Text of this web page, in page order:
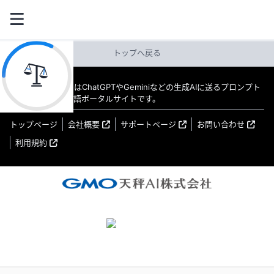
トップへ戻る
教えてAI byGMO はChatGPTやGeminiなどの生成AIに送るプロンプト
（指示文）の日本語ポータルサイトです。
トップページ 会社概要 サポートページ
お問い合わせ
利用規約